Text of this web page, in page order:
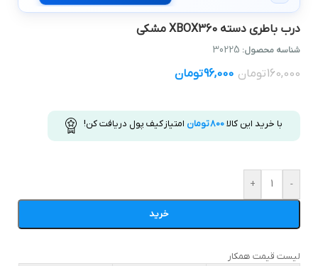
درب باطري دسته XBOX360 مشکی
شناسه محصول: 30225
160,000تومان 96,000تومان
با خرید این کالا800تومان امتیاز کیف پول دریافت کن!
-
+
خرید
لیست قیمت همکار